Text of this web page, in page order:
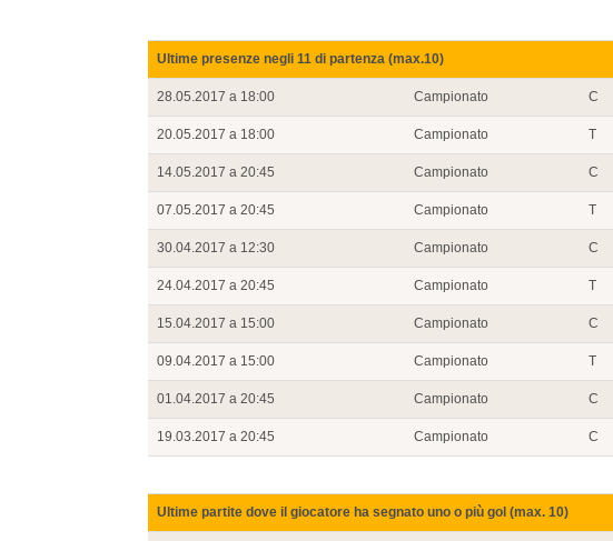
Ultime presenze negli 11 di partenza (max.10)
28.05.2017 a 18:00 Campionato C
20.05.2017 a 18:00 Campionato T
14.05.2017 a 20:45 Campionato C
07.05.2017 a 20:45 Campionato T
30.04.2017 a 12:30 Campionato C
24.04.2017 a 20:45 Campionato T
15.04.2017 a 15:00 Campionato C
09.04.2017 a 15:00 Campionato T
01.04.2017 a 20:45 Campionato C
19.03.2017 a 20:45 Campionato C
Ultime partite dove il giocatore ha segnato uno o più gol (max. 10)